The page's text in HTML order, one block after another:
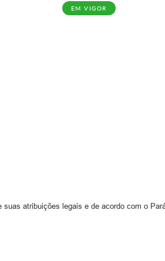
EM VIGOR
atribuições legais e de acordo com o